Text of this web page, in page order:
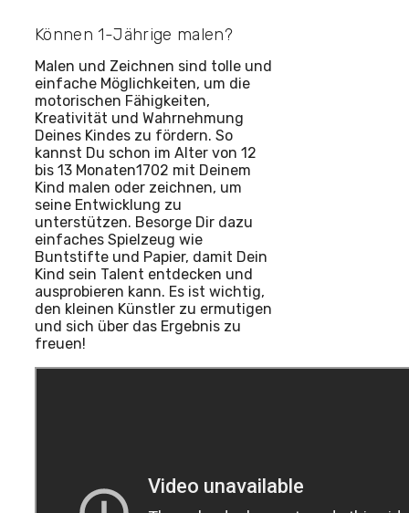
Können 1-Jährige malen?
Malen und Zeichnen sind tolle und
einfache Möglichkeiten, um die
motorischen Fähigkeiten,
Kreativität und Wahrnehmung
Deines Kindes zu fördern. So
kannst Du schon im Alter von 12
bis 13 Monaten1702 mit Deinem
Kind malen oder zeichnen, um
seine Entwicklung zu
unterstützen. Besorge Dir dazu
einfaches Spielzeug wie
Buntstifte und Papier, damit Dein
Kind sein Talent entdecken und
ausprobieren kann. Es ist wichtig,
den kleinen Künstler zu ermutigen
und sich über das Ergebnis zu
freuen!